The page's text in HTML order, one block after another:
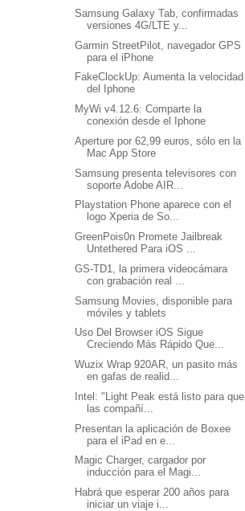
Samsung Galaxy Tab, confirmadas
versiones 4G/LTE y...
Garmin StreetPilot, navegador GPS
para el iPhone
FakeClockUp: Aumenta la velocidad
del Iphone
MyWi v4.12.6: Comparte la
conexión desde el Iphone
Aperture por 62,99 euros, sólo en la
Mac App Store
Samsung presenta televisores con
soporte Adobe AIR...
Playstation Phone aparece con el
logo Xperia de So...
GreenPois0n Promete Jailbreak
Untethered Para iOS ...
GS-TD1, la primera videocámara
con grabación real ...
Samsung Movies, disponible para
móviles y tablets
Uso Del Browser iOS Sigue
Creciendo Más Rápido Que...
Wuzix Wrap 920AR, un pasito más
en gafas de realid...
Intel: "Light Peak está listo para que
las compañí...
Presentan la aplicación de Boxee
para el iPad en e...
Magic Charger, cargador por
inducción para el Magi...
Habrá que esperar 200 años para
iniciar un viaje i...